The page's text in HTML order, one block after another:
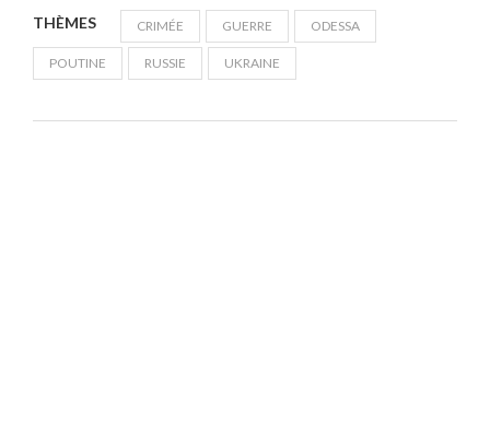
THÈMES CRIMÉE GUERRE ODESSA
POUTINE RUSSIE UKRAINE